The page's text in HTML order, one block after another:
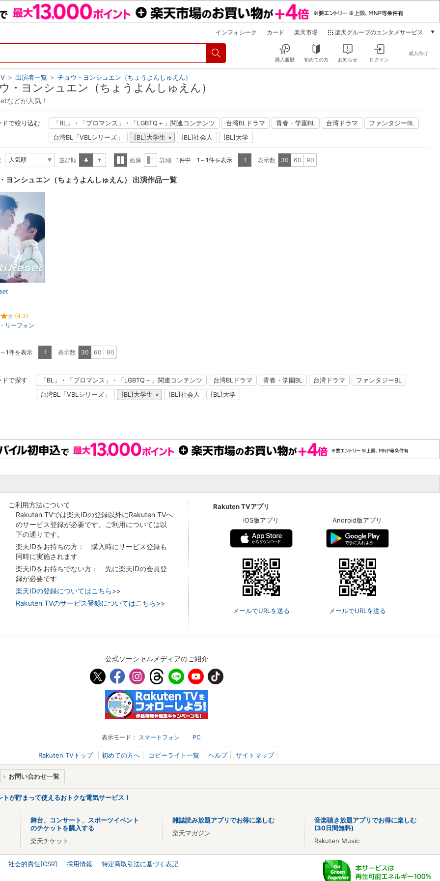
インフォシーク カード 楽天市場 楽天グループのエンタメサービス
本/ゲーム/CD/DVD
雑誌読み放題
楽天マガジン
動画配信
購入履歴 初めての方 お知らせ ログイン
成人向け
> 出演者一覧 > チョウ・ヨンシュエン（ちょうよんしゅえん）
・ヨンシュエン（ちょうよんしゅえん）
などが人気！
ドで絞り込む 「BL」・「ブロマンス」・「LGBTQ＋」関連コンテンツ 台湾BLドラマ 青春・学園BL 台湾ドラマ
ファンタジーBL
台湾BL「VBLシリーズ」
[BL]大学生 [BL]社会人 [BL]大学
並び順
表示
画像
表示
詳細 1件中 1～1件を表示 1 表示数 30 60 90
ヨンシュエン（ちょうよんしゅえん） 出演作品一覧
(4.3)
リーフォン
1件を表示 1 表示数 30 60 90
ドで探す 「BL」・「ブロマンス」・「LGBTQ＋」関連コンテンツ 台湾BLドラマ 青春・学園BL 台湾ドラマ
ファンタジーBL
台湾BL「VBLシリーズ」
[BL]大学生 [BL]社会人 [BL]大学
ご利用方法について
Rakuten TVでは楽天IDの登録以外にRakuten TVへ
のサービス登録が必要です。ご利用については以
下の通りです。
楽天IDをお持ちの方： 購入時にサービス登録も
同時に実施されます
楽天IDをお持ちでない方： 先に楽天IDの会員登
録が必要です
楽天IDの登録についてはこちら>>
Rakuten TVのサービス登録についてはこちら>>
Rakuten TVアプリ
iOS版アプリ
メールでURLを送る
Android版アプリ
メールでURLを送る
公式ソーシャルメディアのご紹介
表示モード： スマートフォン PC
Rakuten TVトップ 初めての方へ コピーライト一覧 ヘルプ サイトマップ
お問い合わせ一覧
トが貯まって使えるおトクな電気サービス！
舞台、コンサート、スポーツイベント
のチケットを購入する
楽天チケット
雑誌読み放題アプリでお得に楽しむ
楽天マガジン
音楽聴き放題アプリでお得に楽しむ
(30日間無料)
Rakuten Music
社会的責任[CSR] 採用情報
特定商取引法に基づく表記